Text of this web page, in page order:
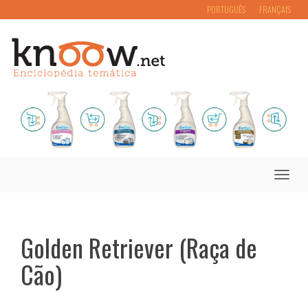
PORTUGUÊS FRANÇAIS
Toggle
Golden Retriever (Raça de
Cão)